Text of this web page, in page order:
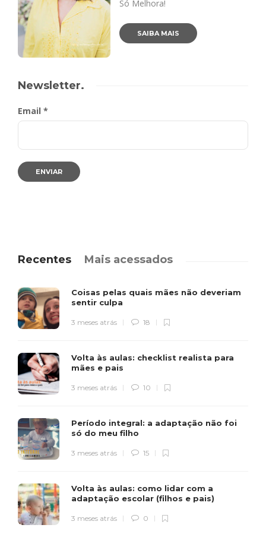
Só Melhora!
SAIBA MAIS
Newsletter.
Email *
Recentes Mais acessados
Coisas pelas quais mães não deveriam
sentir culpa
3 meses atrás 18
Volta às aulas: checklist realista para
mães e pais
3 meses atrás 10
Período integral: a adaptação não foi
só do meu filho
3 meses atrás 15
Volta às aulas: como lidar com a
adaptação escolar (filhos e pais)
3 meses atrás 0